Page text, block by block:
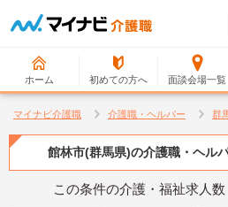
ホーム 初めての方へ 面談会場一覧
マイナビ介護職 介護職・ヘルパー 群
館林市(群馬県)の介護職・ヘル
この条件の介護・福祉求人数